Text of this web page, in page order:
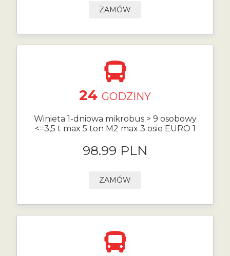
ZAMÓW
24 GODZINY
Winieta 1-dniowa mikrobus > 9 osobowy
<=3,5 t max 5 ton M2 max 3 osie EURO 1
98.99 PLN
ZAMÓW